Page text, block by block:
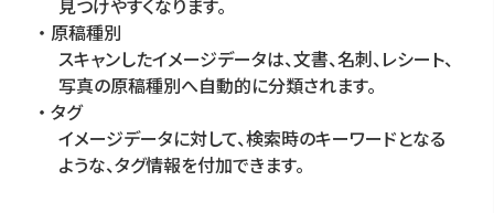
原稿種別
スキャンしたイメージデータは、文書、名刺、レシート、
写真の原稿種別へ自動的に分類されます。
タグ
イメージデータに対して、検索時のキーワードとなる
ような、タグ情報を付加できます。